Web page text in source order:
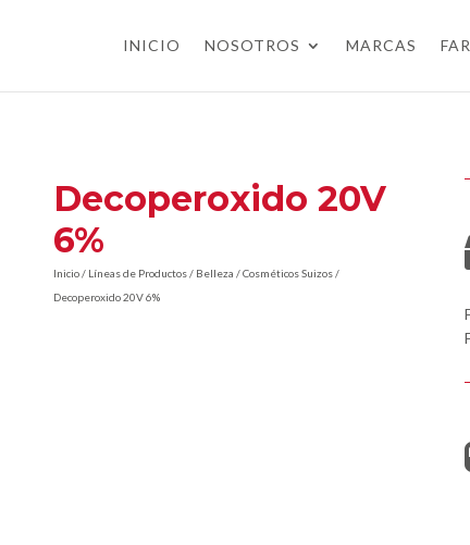
INICIO NOSOTROS MARCAS
Decoperoxido 20V
6%
Inicio/ Líneas de Productos/ Belleza /Cosméticos Suizos/
Decoperoxido 20V 6%